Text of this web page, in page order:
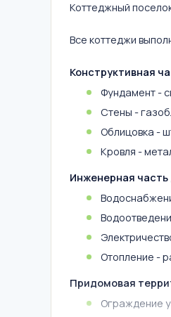
Коттеджный
Все коттеджи
Конструктивная
Фундамент -
Стены -
Облицовка -
Кровля -
Инженерная
Отопление -
Придомовая
Ограждение